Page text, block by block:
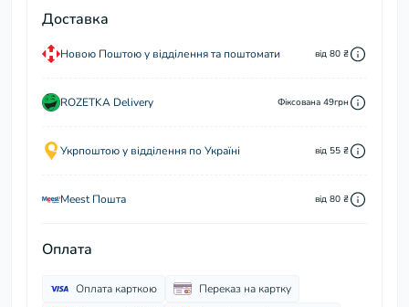
Доставка
Новою Поштою у відділення та поштомати від 80 ₴
ROZETKA Delivery Фіксована 49грн
Укрпоштою у відділення по Україні від 55 ₴
Meest Пошта від 80 ₴
Оплата
Оплата карткою
Переказ на картку